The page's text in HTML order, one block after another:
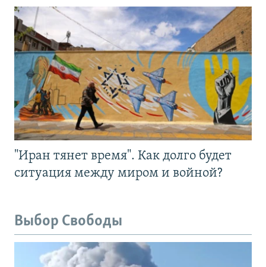
"Иран тянет время". Как долго будет
ситуация между миром и войной?
Выбор Свободы